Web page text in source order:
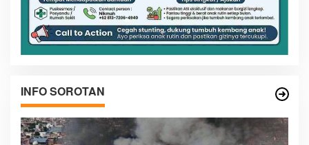
INFO SOROTAN